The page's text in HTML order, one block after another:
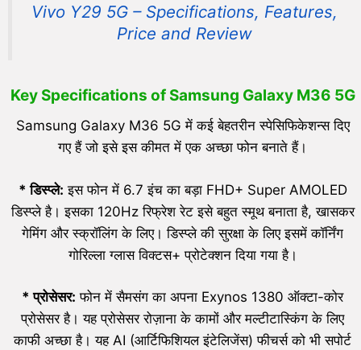
Vivo Y29 5G – Specifications, Features,
Price and Review
Key Specifications of Samsung Galaxy M36 5G
Samsung Galaxy M36 5G में कई बेहतरीन स्पेसिफिकेशन्स दिए
गए हैं जो इसे इस कीमत में एक अच्छा फोन बनाते हैं।
*डिस्प्ले: इस फोन में 6.7 इंच का बड़ा FHD+ Super AMOLED
डिस्प्ले है। इसका 120Hz रिफ्रेश रेट इसे बहुत स्मूथ बनाता है, खासकर
गेमिंग और स्क्रॉलिंग के लिए। डिस्प्ले की सुरक्षा के लिए इसमें कॉर्निंग
गोरिल्ला ग्लास विक्टस+ प्रोटेक्शन दिया गया है।
*प्रोसेसर: फोन में सैमसंग का अपना Exynos 1380 ऑक्टा-कोर
प्रोसेसर है। यह प्रोसेसर रोज़ाना के कामों और मल्टीटास्किंग के लिए
काफी अच्छा है। यह AI (आर्टिफिशियल इंटेलिजेंस) फीचर्स को भी सपोर्ट